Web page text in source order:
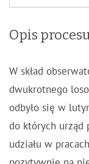
Opis
W skład
dwukrotnego
odbyło się w
do których urząd
udziału w